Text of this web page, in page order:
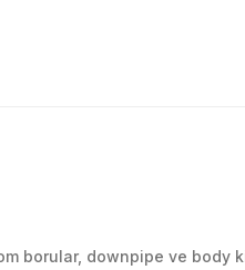
borular, downpipe ve body